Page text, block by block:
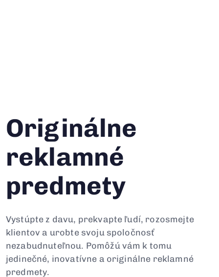
Originálne
reklamné
predmety
Vystúpte z davu, prekvapte ľudí, rozosmejte
klientov a urobte svoju spoločnosť
nezabudnuteľnou. Pomôžú vám k tomu
jedinečné, inovatívne a originálne reklamné
predmety.